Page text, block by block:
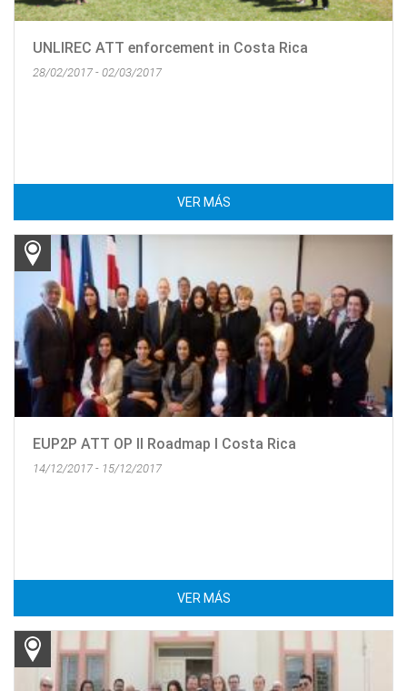
UNLIREC ATT enforcement in Costa Rica
28/02/2017 - 02/03/2017
VER MÁS
EUP2P ATT OP II Roadmap I Costa Rica
14/12/2017 - 15/12/2017
VER MÁS